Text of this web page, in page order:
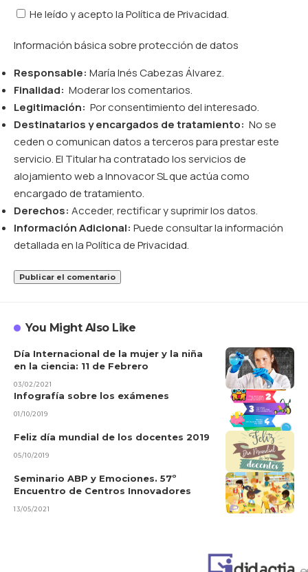
He leído y acepto laPolítica de Privacidad.
Información básica sobre protección de datos
Responsable: María Inés Cabezas Álvarez.
Finalidad: Moderar los comentarios.
Legitimación: Por consentimiento del interesado.
Destinatarios y encargados de tratamiento: No se
ceden o comunican datos a terceros para prestar este
servicio. El Titular ha contratado los servicios de
alojamiento web a Innovacor SL que actúa como
encargado de tratamiento.
Derechos: Acceder, rectificar y suprimir los datos.
Información Adicional: Puede consultar la información
detallada en laPolítica de Privacidad.
You Might Also Like
Día Internacional de la mujer y la niña
en la ciencia: 11 de Febrero
03/02/2021
Infografía sobre los exámenes
01/10/2019
Feliz día mundial de los docentes 2019
05/10/2019
Seminario ABP y Emociones. 57º
Encuentro de Centros Innovadores
13/05/2021